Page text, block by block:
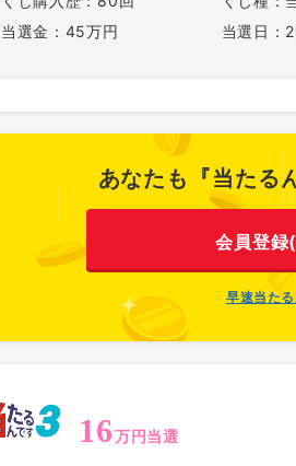
当選金：45万円
当選日：
あなたも『当たる
会員登録
早速当た
16 万円当選